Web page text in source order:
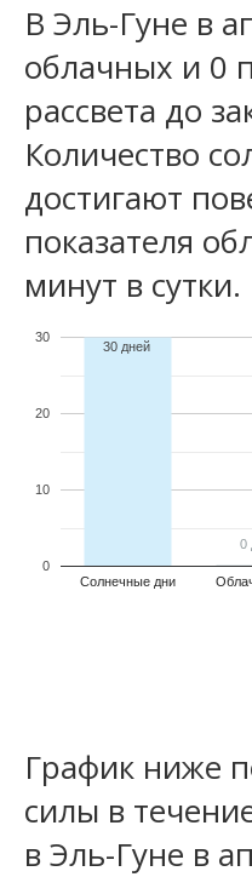
В Эль-Гуне в
облачных и 0
рассвета до
Количество
достигают
показателя
минут в сутки.
Солнечные дни
0
10
20
30
30 дней
0
0
График ниже
силы в
в Эль-Гуне в